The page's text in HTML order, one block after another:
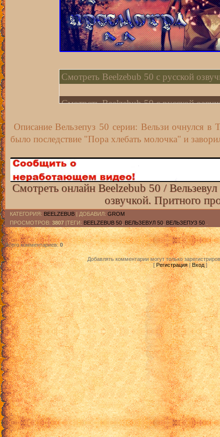
Смотреть Beelzebub 50 с русской
Смотреть Beelzebub 50 с русской
Смотреть Beelzebub 50 с русскими
Смотреть Beelzebub 50 с русскими
Описание Вельзепуз 50 серии: Вельзи очнулся в
было последствие "Пора хлебать молочка" и
Смотреть онлайн Beelzebub 50 /
озвучкой. Притного
КАТЕГОРИЯ: BEELZEBUB | ДОБАВИЛ: GROM
ПРОСМОТРОВ: 3807 |ТЕГИ: BEELZEBUB 50 ВЕЛЬЗЕВУЛ 50 ВЕЛЬЗЕПУЗ 50
Всего комментариев:0
Добавлять комментарии могут только
[Регистрация|Вход]